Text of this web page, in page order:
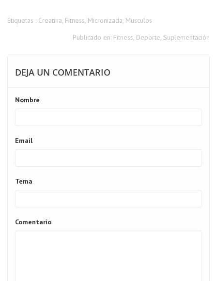
Etiquetas : Creatina Fitness Micronizada Musculos
Publicado en: Fitness Deporte Suplementación
DEJA UN COMENTARIO
Nombre
Email
Tema
Comentario